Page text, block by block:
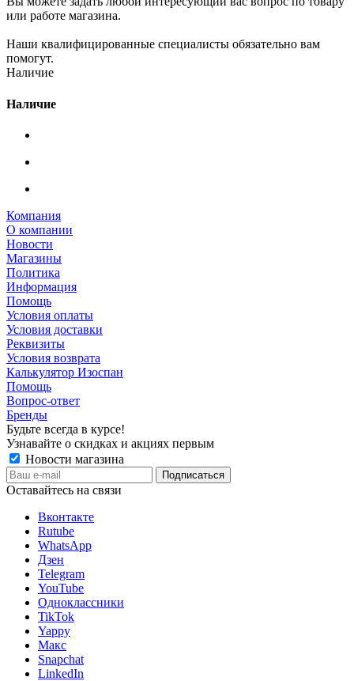
или работе магазина.
Наши квалифицированные специалисты обязательно вам
помогут.
Наличие
Наличие
Компания
О компании
Новости
Магазины
Политика
Информация
Помощь
Условия оплаты
Условия доставки
Реквизиты
Условия возврата
Калькулятор Изоспан
Помощь
Вопрос-ответ
Бренды
Будьте всегда в курсе!
Узнавайте о скидках и акциях первым
Новости магазина
Оставайтесь на связи
Вконтакте
Rutube
WhatsApp
Дзен
Telegram
YouTube
Одноклассники
TikTok
Yappy
Макс
Snapchat
LinkedIn